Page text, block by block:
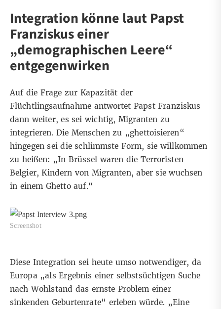
Integration könne laut Papst
Franziskus einer
„demographischen Leere“
entgegenwirken
Auf die Frage zur Kapazität der
Flüchtlingsaufnahme antwortet Papst Franziskus
dann weiter, es sei wichtig, Migranten zu
integrieren. Die Menschen zu „ghettoisieren“
hingegen sei die schlimmste Form, sie willkommen
zu heißen: „In Brüssel waren die Terroristen
Belgier, Kindern von Migranten, aber sie wuchsen
in einem Ghetto auf.“
Screenshot
Diese Integration sei heute umso notwendiger, da
Europa „als Ergebnis einer selbstsüchtigen Suche
nach Wohlstand das ernste Problem einer
sinkenden Geburtenrate“ erleben würde. „Eine